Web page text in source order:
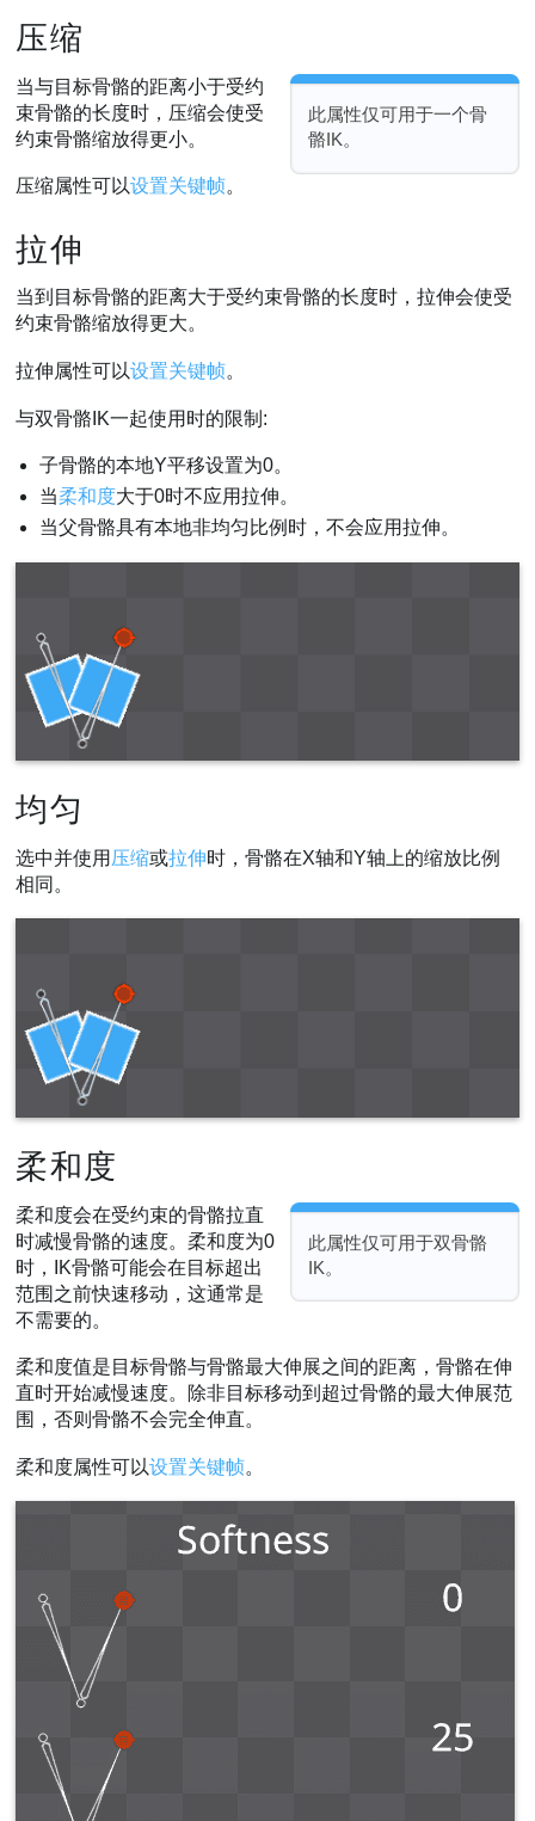
压缩
此属性仅可用于一个骨
骼IK。
当与目标骨骼的距离小于受约
束骨骼的长度时，压缩会使受
约束骨骼缩放得更小。
压缩属性可以设置关键帧。
拉伸
当到目标骨骼的距离大于受约束骨骼的长度时，拉伸会使受
约束骨骼缩放得更大。
拉伸属性可以设置关键帧。
与双骨骼IK一起使用时的限制:
子骨骼的本地Y平移设置为0。
当柔和度大于0时不应用拉伸。
当父骨骼具有本地非均匀比例时，不会应用拉伸。
均匀
选中并使用 压缩或拉伸时，骨骼在X轴和Y轴上的缩放比例
相同。
柔和度
此属性仅可用于双骨骼
IK。
柔和度会在受约束的骨骼拉直
时减慢骨骼的速度。柔和度为0
时，IK骨骼可能会在目标超出
范围之前快速移动，这通常是
不需要的。
柔和度值是目标骨骼与骨骼最大伸展之间的距离，骨骼在伸
直时开始减慢速度。除非目标移动到超过骨骼的最大伸展范
围，否则骨骼不会完全伸直。
柔和度属性可以设置关键帧。